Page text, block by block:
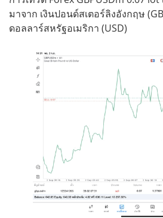
มาจาก เงินปอนด์สเตอร์ลิงอังกฤษ
ดอลลาร์สหรัฐอเมริกา (USD)